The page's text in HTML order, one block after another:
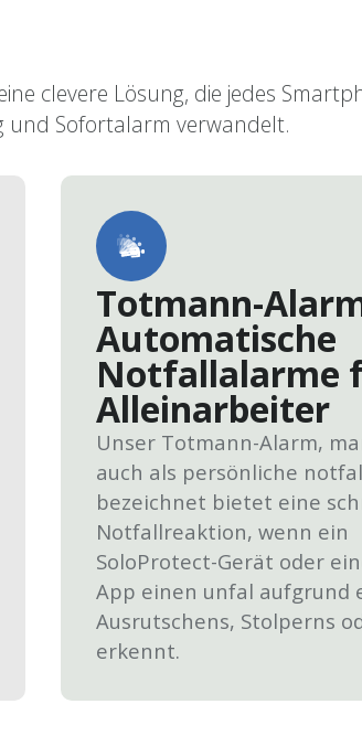
clevere Lösung, die jedes
und Sofortalarm verwandelt.
Totmann-
Automatische
Notfallalarme
Alleinarbeiter
Unser Totmann-Alarm,
auch als persönliche
bezeichnet bietet eine
Notfallreaktion, wenn ein
SoloProtect-Gerät oder
App einen unfal aufgrund
Ausrutschens, Stolperns
erkennt.